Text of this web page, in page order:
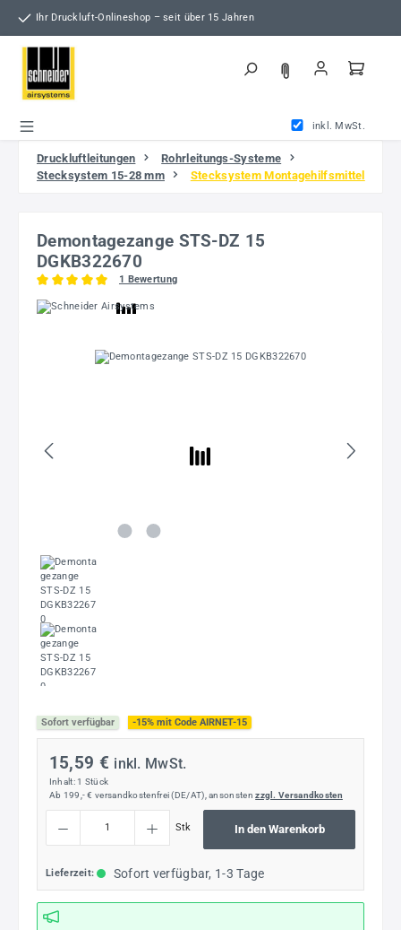
Zum Hauptinhalt springen
Ihr Druckluft-Onlineshop – seit über 15 Jahren
inkl. MwSt.
Druckluftleitungen
Rohrleitungs-Systeme
Stecksystem 15-28 mm
Stecksystem Montagehilfsmittel
Demontagezange STS-DZ 15
DGKB322670
Durchschnittliche Bewertung von 5 von 5 Sternen
1 Bewertung
Bildergalerie überspringen
Sofort verfügbar -15% mit Code AIRNET-15
15,59 € inkl. MwSt.
Inhalt: 1 Stück
Ab 199,- € versandkostenfrei (DE/AT), ansonstenzzgl. Versandkosten
Stk In den Warenkorb
Lieferzeit: Sofort verfügbar, 1-3 Tage